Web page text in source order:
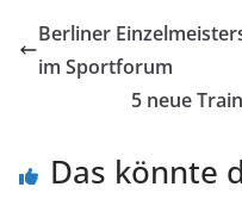
Berliner
im Sportforum
5 neue
Das könnte